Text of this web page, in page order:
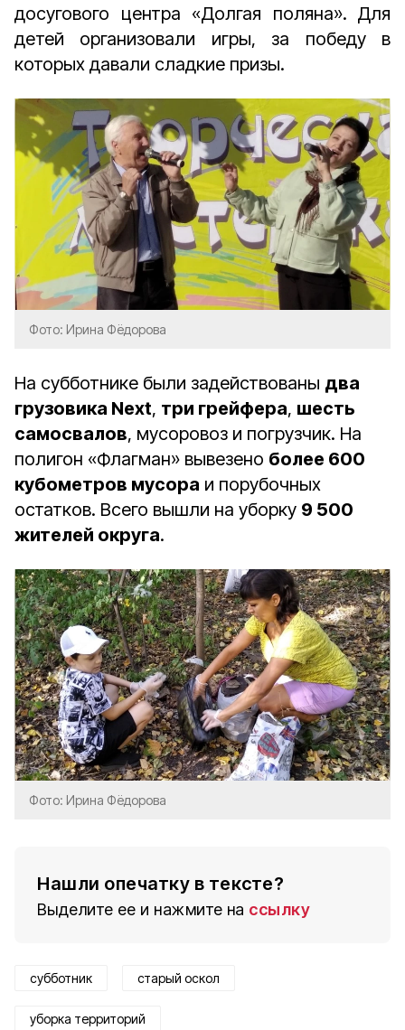
досугового центра «Долгая поляна». Для
детей организовали игры, за победу в
которых давали сладкие призы.
Фото: Ирина Фёдорова
На субботнике были задействованы два
грузовика Next, три грейфера, шесть
самосвалов, мусоровоз и погрузчик. На
полигон «Флагман» вывезено более 600
кубометров мусора и порубочных
остатков. Всего вышли на уборку 9 500
жителей округа.
Фото: Ирина Фёдорова
Нашли опечатку в тексте?
Выделите ее и нажмите на ссылку
субботник старый оскол
уборка территорий